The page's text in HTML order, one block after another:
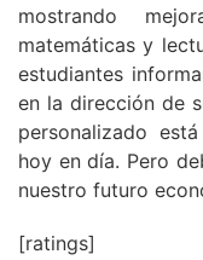
mostrando
matemáticas y
estudiantes
en la dirección de
personalizado
hoy en día. Pero
nuestro futuro
[ratings]